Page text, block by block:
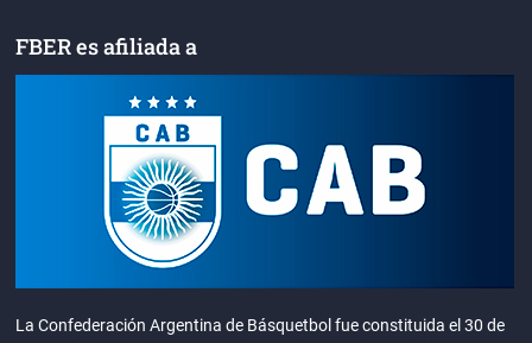
FBER es afiliada a
La Confederación Argentina de Básquetbol fue constituida el 30 de